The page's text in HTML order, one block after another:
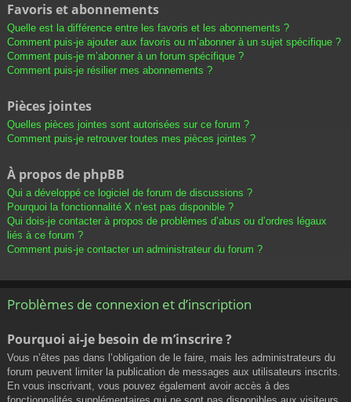
Favoris et abonnements
Quelle est la différence entre les favoris et les abonnements ?
Comment puis-je ajouter aux favoris ou m’abonner à un sujet spécifique ?
Comment puis-je m’abonner à un forum spécifique ?
Comment puis-je résilier mes abonnements ?
Pièces jointes
Quelles pièces jointes sont autorisées sur ce forum ?
Comment puis-je retrouver toutes mes pièces jointes ?
À propos de phpBB
Qui a développé ce logiciel de forum de discussions ?
Pourquoi la fonctionnalité X n’est pas disponible ?
Qui dois-je contacter à propos de problèmes d’abus ou d’ordres légaux
liés à ce forum ?
Comment puis-je contacter un administrateur du forum ?
Problèmes de connexion et d’inscription
Pourquoi ai-je besoin de m’inscrire ?
Vous n’êtes pas dans l’obligation de le faire, mais les administrateurs du
forum peuvent limiter la publication de messages aux utilisateurs inscrits.
En vous inscrivant, vous pouvez également avoir accès à des